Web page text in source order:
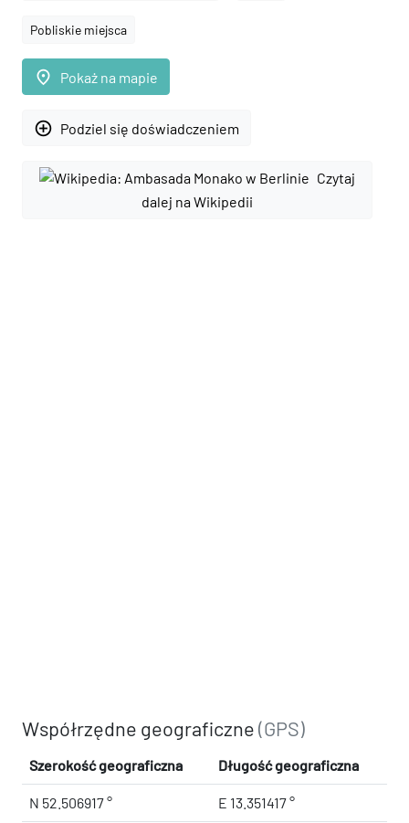
Pobliskie miejsca
place Pokaż na mapie
add_circle_outline Podziel się doświadczeniem
Czytaj
dalej na Wikipedii
Współrzędne geograficzne(GPS)
Szerokość geograficzna Długość geograficzna
N 52.506917 ° E 13.351417 °